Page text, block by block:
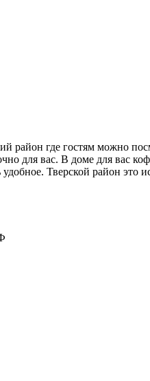
район где гостям можно
для вас. В доме для вас
Тверской район